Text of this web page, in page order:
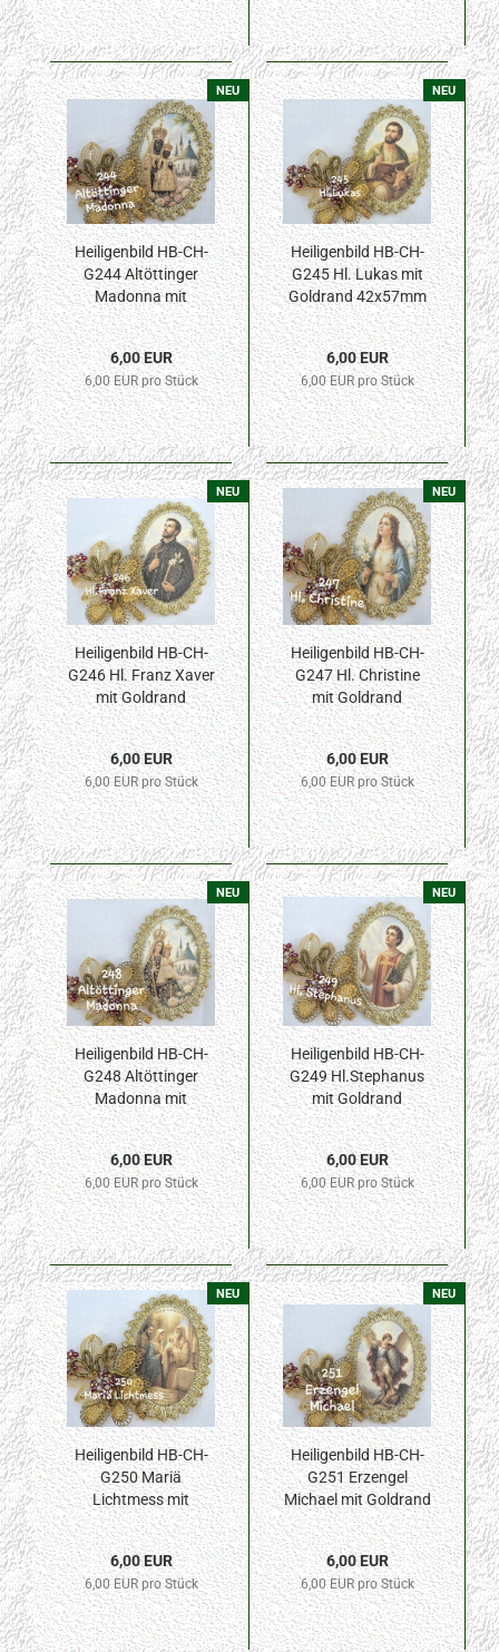
NEU
Heiligenbild HB-CH-
G244 Altöttinger
Madonna mit
Goldrand 42x57mm
6,00 EUR
6,00 EUR pro Stück
NEU
Heiligenbild HB-CH-
G245 Hl. Lukas mit
Goldrand 42x57mm
6,00 EUR
6,00 EUR pro Stück
NEU
Heiligenbild HB-CH-
G246 Hl. Franz Xaver
mit Goldrand
42x57mm
6,00 EUR
6,00 EUR pro Stück
NEU
Heiligenbild HB-CH-
G247 Hl. Christine
mit Goldrand
42x57mm
6,00 EUR
6,00 EUR pro Stück
NEU
Heiligenbild HB-CH-
G248 Altöttinger
Madonna mit
Goldrand 42x57mm
6,00 EUR
6,00 EUR pro Stück
NEU
Heiligenbild HB-CH-
G249 Hl.Stephanus
mit Goldrand
42x57mm
6,00 EUR
6,00 EUR pro Stück
NEU
Heiligenbild HB-CH-
G250 Mariä
Lichtmess mit
Goldrand 42x57mm
6,00 EUR
6,00 EUR pro Stück
NEU
Heiligenbild HB-CH-
G251 Erzengel
Michael mit Goldrand
42x57mm
6,00 EUR
6,00 EUR pro Stück